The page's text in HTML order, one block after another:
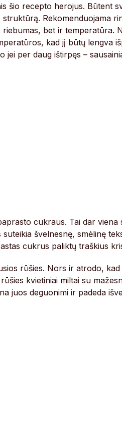
šio recepto herojus. Būtent
Rekomenduojama
bet ir temperatūra.
kad jį būtų lengva
jei per daug ištirpęs –
cukraus. Tai dar
suteikia švelnesnę, smėlinę
cukrus paliktų traškius
rūšies. Nors ir atrodo,
kvietiniai miltai su
juos deguonimi ir padeda